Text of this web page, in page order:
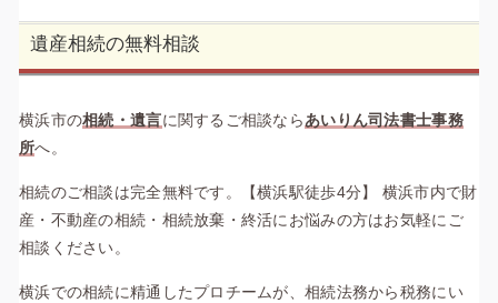
遺産相続の無料相談
横浜市の相続・遺言に関するご相談ならあいりん司法書士事務
所へ。
相続のご相談は完全無料です。【横浜駅徒歩4分】 横浜市内で財
産・不動産の相続・相続放棄・終活にお悩みの方はお気軽にご
相談ください。
横浜での相続に精通したプロチームが、相続法務から税務にい